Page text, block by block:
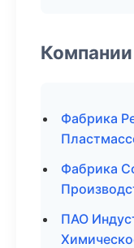
Фабрика
Фабрика
ПАО